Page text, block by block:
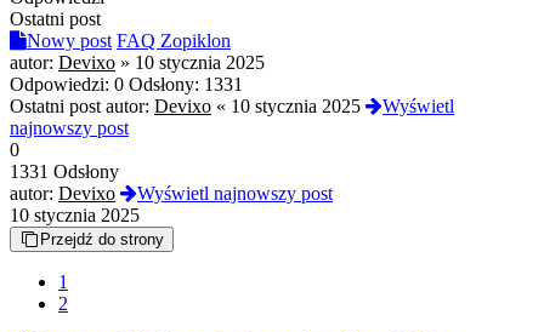
Ostatni post
Nowy post FAQ Zopiklon
autor: Devixo » 10 stycznia 2025
Odpowiedzi: 0 Odsłony: 1331
Ostatni post autor: Devixo « 10 stycznia 2025
Wyświetl
najnowszy post
0
1331 Odsłony
autor: Devixo
Wyświetl najnowszy post
10 stycznia 2025
Przejdź do strony
1
2